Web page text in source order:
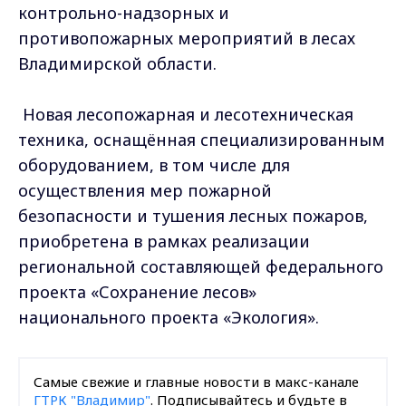
контрольно-надзорных и
противопожарных мероприятий в лесах
Владимирской области.
Новая лесопожарная и лесотехническая
техника, оснащённая специализированным
оборудованием, в том числе для
осуществления мер пожарной
безопасности и тушения лесных пожаров,
приобретена в рамках реализации
региональной составляющей федерального
проекта «Сохранение лесов»
национального проекта «Экология».
Самые свежие и главные новости в макс-канале
ГТРК "Владимир". Подписывайтесь и будьте в